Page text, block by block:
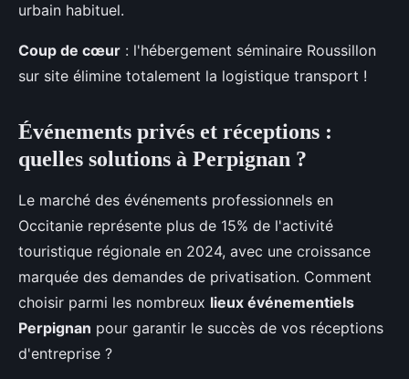
urbain habituel.
Coup de cœur : l'hébergement séminaire Roussillon
sur site élimine totalement la logistique transport !
Événements privés et réceptions :
quelles solutions à Perpignan ?
Le marché des événements professionnels en
Occitanie représente plus de 15% de l'activité
touristique régionale en 2024, avec une croissance
marquée des demandes de privatisation. Comment
choisir parmi les nombreux lieux événementiels
Perpignan pour garantir le succès de vos réceptions
d'entreprise ?